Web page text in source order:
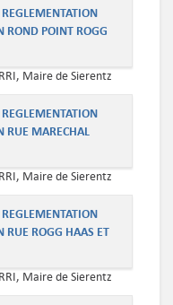
ROND POINT ROGG
Maire de Sierentz
RUE MARECHAL
Maire de Sierentz
RUE ROGG HAAS ET
Maire de Sierentz